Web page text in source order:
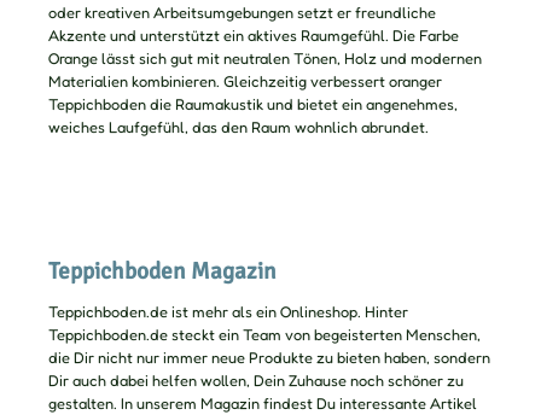
oder kreativen Arbeitsumgebungen setzt er freundliche
Akzente und unterstützt ein aktives Raumgefühl. Die Farbe
Orange lässt sich gut mit neutralen Tönen, Holz und modernen
Materialien kombinieren. Gleichzeitig verbessert oranger
Teppichboden die Raumakustik und bietet ein angenehmes,
weiches Laufgefühl, das den Raum wohnlich abrundet.
Teppichboden Magazin
Teppichboden.de ist mehr als ein Onlineshop. Hinter
Teppichboden.de steckt ein Team von begeisterten Menschen,
die Dir nicht nur immer neue Produkte zu bieten haben, sondern
Dir auch dabei helfen wollen, Dein Zuhause noch schöner zu
gestalten. In unserem Magazin findest Du interessante Artikel